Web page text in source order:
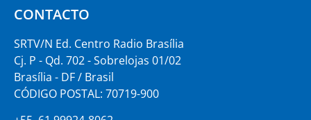
CONTACTO
SRTV/N Ed. Centro Radio Brasília
Cj. P - Qd. 702 - Sobrelojas 01/02
Brasília - DF / Brasil
CÓDIGO POSTAL: 70719-900